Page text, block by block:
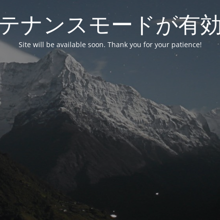
ナンスモードが有
Site will be available soon. Thank you for your patience!